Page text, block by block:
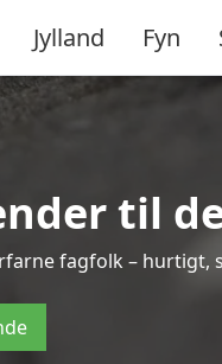
Jylland Fyn
til
fagfolk –